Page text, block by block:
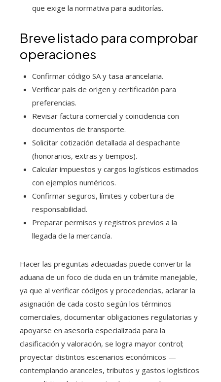
que exige la normativa para auditorías.
Breve listado para comprobar
operaciones
Confirmar código SA y tasa arancelaria.
Verificar país de origen y certificación para
preferencias.
Revisar factura comercial y coincidencia con
documentos de transporte.
Solicitar cotización detallada al despachante
(honorarios, extras y tiempos).
Calcular impuestos y cargos logísticos estimados
con ejemplos numéricos.
Confirmar seguros, límites y cobertura de
responsabilidad.
Preparar permisos y registros previos a la
llegada de la mercancía.
Hacer las preguntas adecuadas puede convertir la
aduana de un foco de duda en un trámite manejable,
ya que al verificar códigos y procedencias, aclarar la
asignación de cada costo según los términos
comerciales, documentar obligaciones regulatorias y
apoyarse en asesoría especializada para la
clasificación y valoración, se logra mayor control;
proyectar distintos escenarios económicos —
contemplando aranceles, tributos y gastos logísticos